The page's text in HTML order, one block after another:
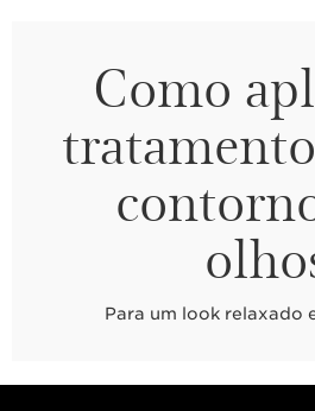
Como
Para um look relaxado